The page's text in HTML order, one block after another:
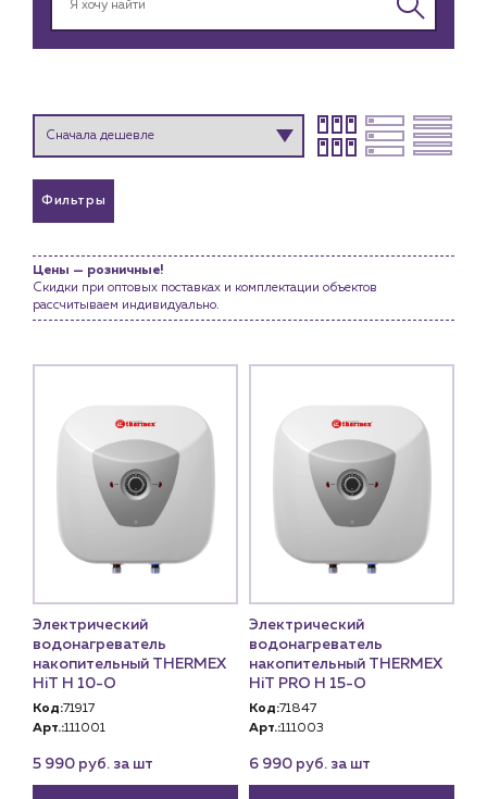
Электрический
водонагреватель
накопительный THERMEX
HiT H 10-O
Код:71917
Арт.:111001
5 990 руб. за шт
Электрический
водонагреватель
накопительный THERMEX
HiT PRO H 15-O
Код:71847
Арт.:111003
6 990 руб. за шт
Фильтры
Цены — розничные!
Скидки при оптовых поставках и комплектации объектов
рассчитываем индивидуально.